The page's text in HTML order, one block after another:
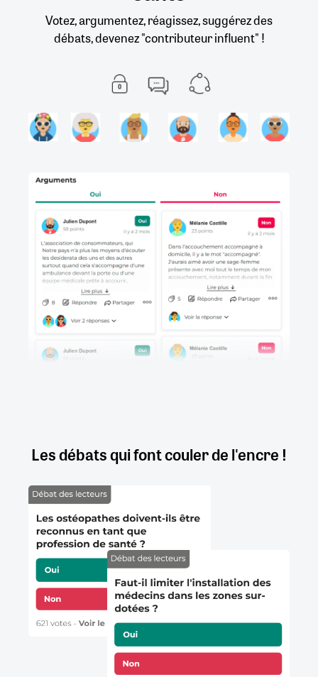
Votez, argumentez, réagissez, suggérez des
débats, devenez "contributeur influent" !
Les débats qui font couler de l'encre !